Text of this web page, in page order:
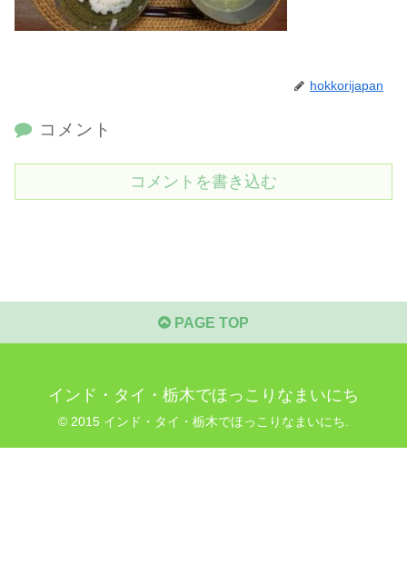
hokkorijapan
コメント
コメントを書き込む
PAGE TOP
インド・タイ・栃木でほっこりなまいにち
© 2015 インド・タイ・栃木でほっこりなまいにち.